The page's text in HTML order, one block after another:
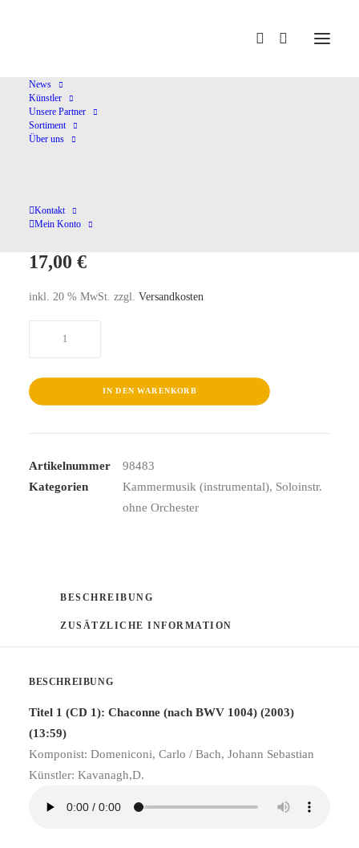
News
Künstler
Unsere Partner
Sortiment
Über uns
Kontakt
Mein Konto
Musik F.Gitarre
Musik F.Gitarre Solo
17,00 €
inkl. 20 % MwSt. zzgl. Versandkosten
Menge
IN DEN WARENKORB
Artikelnummer
98483
Kategorien
Kammermusik (instrumental), Soloinstr.
ohne Orchester
BESCHREIBUNG
ZUSÄTZLICHE INFORMATION
BESCHREIBUNG
Titel 1 (CD 1): Chaconne (nach BWV 1004) (2003)
(13:59)
Komponist: Domeniconi, Carlo / Bach, Johann Sebastian
Künstler: Kavanagh,D.